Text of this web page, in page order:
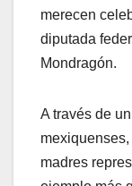
merecen
diputada
Mondragón.
A través de
madres